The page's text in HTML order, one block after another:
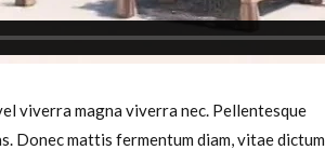
viverra magna viverra nec. Pellentesque
Donec mattis fermentum diam, vitae dictum